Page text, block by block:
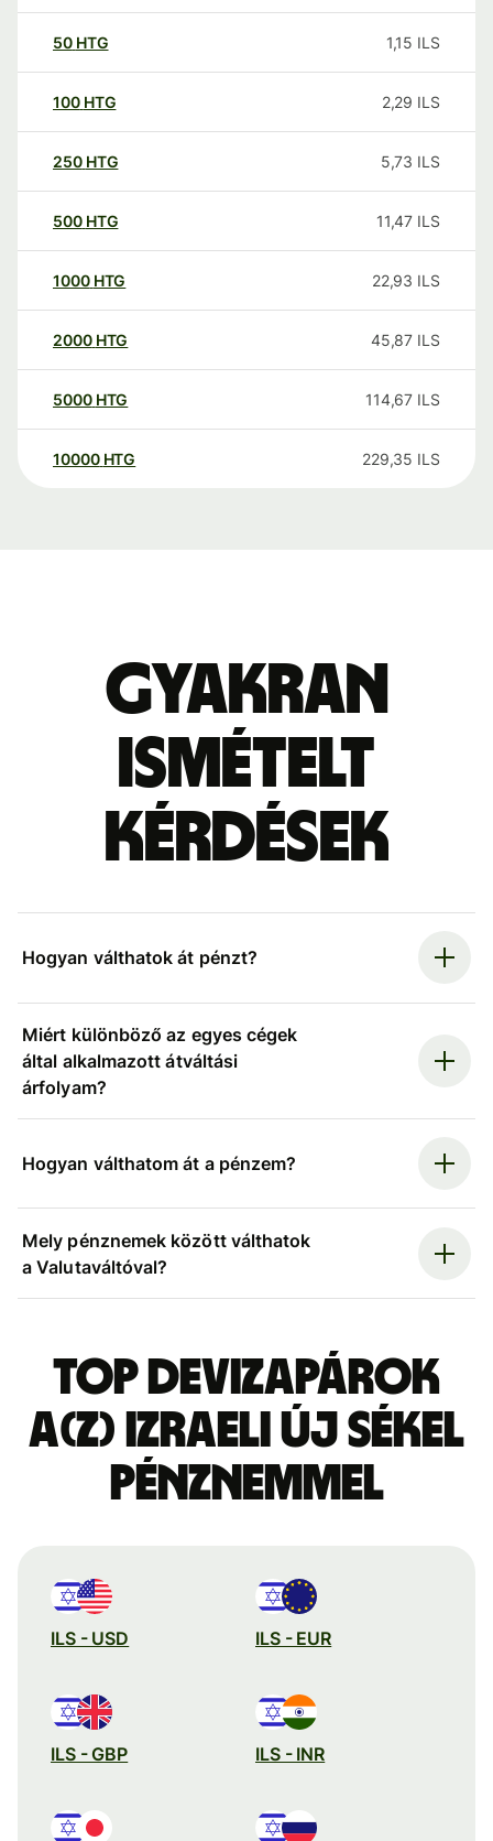
50 HTG 1,15 ILS
100 HTG 2,29 ILS
250 HTG 5,73 ILS
500 HTG 11,47 ILS
1000 HTG 22,93 ILS
2000 HTG 45,87 ILS
5000 HTG 114,67 ILS
10000 HTG 229,35 ILS
Gyakran
ismételt
kérdések
Hogyan válthatok át pénzt?
Miért különböző az egyes cégek
által alkalmazott átváltási
árfolyam?
Hogyan válthatom át a pénzem?
Mely pénznemek között válthatok
a Valutaváltóval?
Top devizapárok
a(z) izraeli új sékel
pénznemmel
ILS - USD ILS - EUR
ILS - GBP ILS - INR